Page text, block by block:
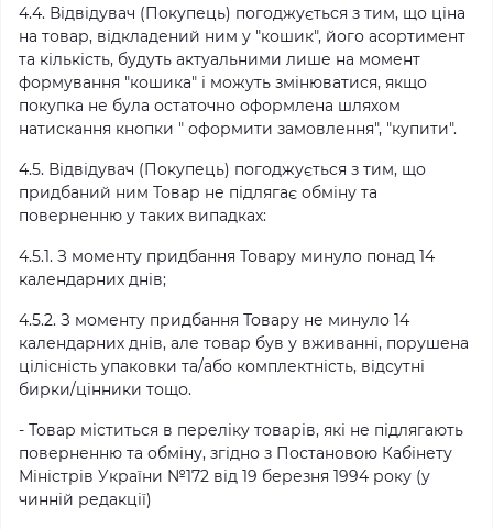
4.4. Відвідувач (Покупець) погоджується з тим, що ціна
на товар, відкладений ним у "кошик", його асортимент
та кількість, будуть актуальними лише на момент
формування "кошика" і можуть змінюватися, якщо
покупка не була остаточно оформлена шляхом
натискання кнопки " оформити замовлення", "купити".
4.5. Відвідувач (Покупець) погоджується з тим, що
придбаний ним Товар не підлягає обміну та
поверненню у таких випадках:
4.5.1. З моменту придбання Товару минуло понад 14
календарних днів;
4.5.2. З моменту придбання Товару не минуло 14
календарних днів, але товар був у вживанні, порушена
цілісність упаковки та/або комплектність, відсутні
бирки/цінники тощо.
- Товар міститься в переліку товарів, які не підлягають
поверненню та обміну, згідно з Постановою Кабінету
Міністрів України №172 від 19 березня 1994 року (у
чинній редакції)